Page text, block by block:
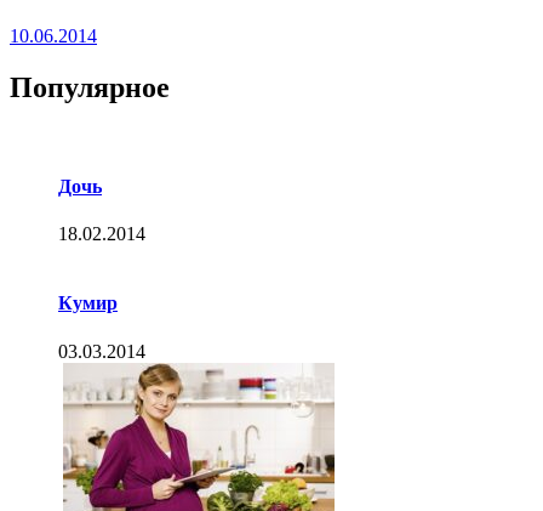
10.06.2014
Популярное
Дочь
18.02.2014
Кумир
03.03.2014